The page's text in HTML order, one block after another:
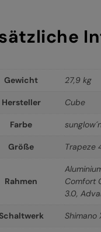
Gewicht 27,9 kg
Hersteller Cube
Farbe
Größe Trapeze
Rahmen
Comfort
3.0,
Shimano